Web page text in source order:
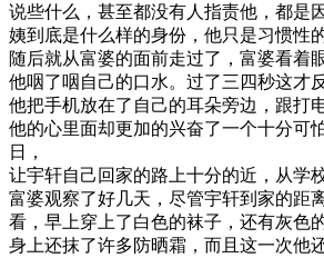
说些什么，甚至都没有人指责他，都是
姨到底是什么样的身份，他只是习惯性
随后就从富婆的面前走过了，富婆看着
他咽了咽自己的口水。过了三四秒这才
他把手机放在了自己的耳朵旁边，跟打
他的心里面却更加的兴奋了一个十分可
日，
让宇轩自己回家的路上十分的近，从学
富婆观察了好几天，尽管宇轩到家的距
看，早上穿上了白色的袜子，还有灰色
身上还抹了许多防晒霜，而且这一次他